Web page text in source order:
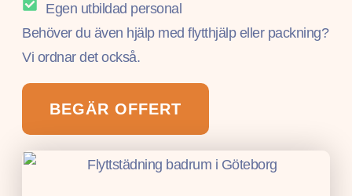
Egen utbildad personal
Behöver du även hjälp med flytthjälp eller packning?
Vi ordnar det också.
BEGÄR OFFERT